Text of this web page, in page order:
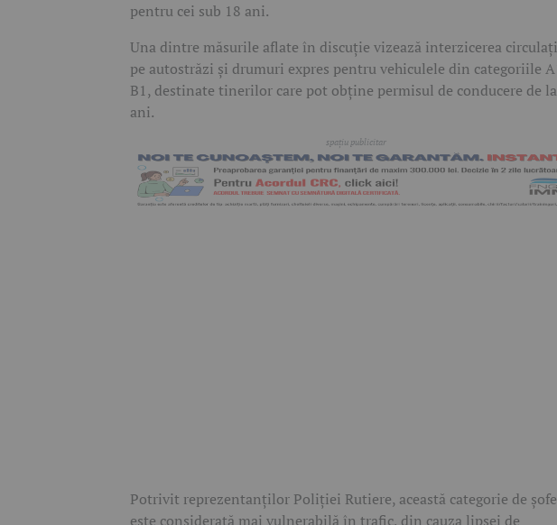
pentru cei sub 18 ani.
Una dintre măsurile aflate în discuție vizează interzicerea
pe autostrăzi și drumuri expres pentru vehiculele din categoriile
B1, destinate tinerilor care pot obține permisul de conducere de
ani.
Potrivit reprezentanților Poliției Rutiere, această categorie de
este considerată mai vulnerabilă în trafic, din cauza lipsei de